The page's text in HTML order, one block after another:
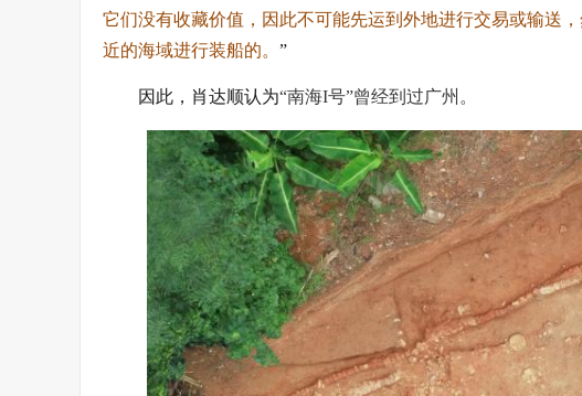
它们没有收藏价值，因此不可能先运到外地进行交易或输送
近的海域进行装船的。 ”
因此，肖达顺认为“南海I号”曾经到过广州。